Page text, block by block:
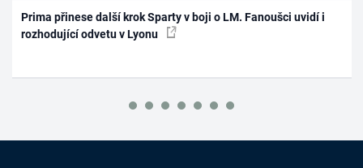
Prima přinese další krok Sparty v boji o LM. Fanoušci uvidí i
rozhodující odvetu v Lyonu